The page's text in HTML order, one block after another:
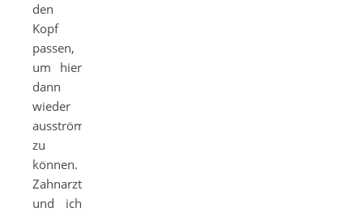
den
Kopf
passen,
um hier
dann
wieder
ausströmen
zu
können.
Zahnarzt
und ich